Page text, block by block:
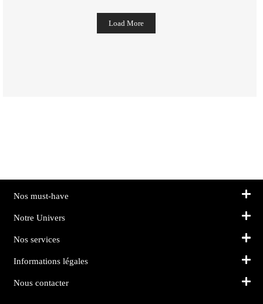
Load More
Nos must-have
Notre Univers
Nos services
Informations légales
Nous contacter